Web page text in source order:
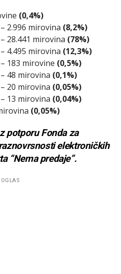
(0,4%)
2.996 mirovina (8,2%)
28.441 mirovina (78%)
4.495 mirovina (12,3%)
183 mirovine (0,5%)
48 mirovina (0,1%)
20 mirovina (0,05%)
13 mirovina (0,04%)
(0,05%)
potporu Fonda za
elektroničkih
“Nema predaje”.
OGLAS